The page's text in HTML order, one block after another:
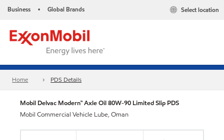
Business • Global Brands Select location
Home PDS Details
Mobil Delvac Modern™ Axle Oil 80W-90 Limited Slip PDS
Mobil Commercial Vehicle Lube, Oman